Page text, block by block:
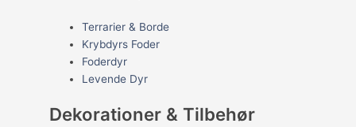
Terrarier & Borde
Krybdyrs Foder
Foderdyr
Levende Dyr
Dekorationer & Tilbehør